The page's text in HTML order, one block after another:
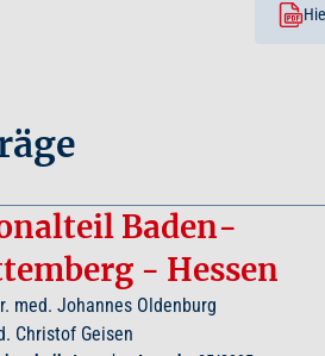
Baden-
- Hessen
med. Johannes Oldenburg
Christof Geisen